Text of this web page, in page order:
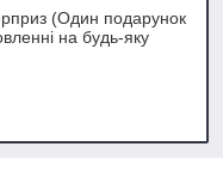
(Один подарунок
на будь-яку